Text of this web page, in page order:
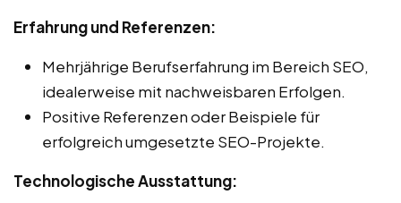
Erfahrung und Referenzen:
Mehrjährige Berufserfahrung im Bereich SEO,
idealerweise mit nachweisbaren Erfolgen.
Positive Referenzen oder Beispiele für
erfolgreich umgesetzte SEO-Projekte.
Technologische Ausstattung: